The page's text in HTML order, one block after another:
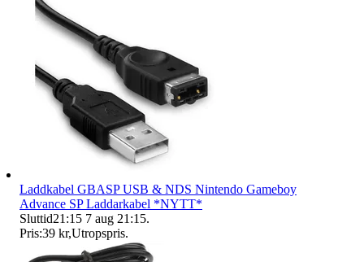
Laddkabel GBASP USB & NDS Nintendo Gameboy
Advance SP Laddarkabel *NYTT*
Sluttid21:15 7 aug 21:15.
Pris:39 kr,Utropspris.